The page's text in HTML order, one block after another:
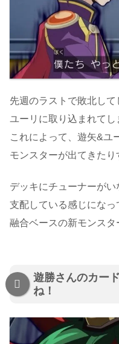
先週のラストで敗北し
ユーリに取り込まれて
これによって、遊矢&ユ
モンスターが出てきたり
デッキにチューナーが
支配している感じにな
融合ベースの新モンス
遊勝さんのカー
ね！